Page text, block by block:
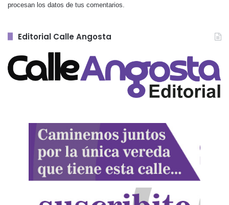
procesan los datos de tus comentarios.
Editorial Calle Angosta